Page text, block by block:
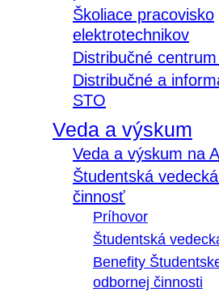
Školiace pracovisko
elektrotechnikov
Distribučné
Distribučné a
STO
Veda a výskum
Veda a výskum na
Študentská
činnosť
Príhovor
Študentská
Benefity
odbornej činnosti